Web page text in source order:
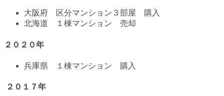
大阪府 区分マンション３部屋 購入
北海道 １棟マンション 売却
２０２０年
兵庫県 １棟マンション 購入
２０１７年